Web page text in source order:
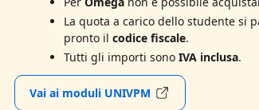
La quota a carico dello studente si
pronto ilcodice fiscale.
Tutti gli importi sonoIVA inclusa.
Vai ai moduli UNIVPM